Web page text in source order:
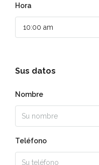
Hora
10:00 am
Sus datos
Nombre
Teléfono